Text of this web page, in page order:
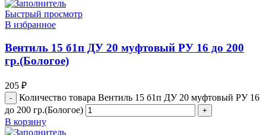
Быстрый просмотр
В избранное
Вентиль 15 б1п ДУ 20 муфтовый РУ 16 до 200
гр.(Бологое)
205 ₽
Количество товара Вентиль 15 б1п ДУ 20 муфтовый РУ 16
до 200 гр.(Бологое)
В корзину